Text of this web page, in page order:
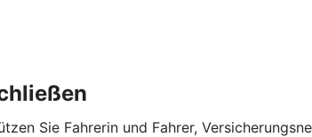
Sie Fahrerin und Fahrer,